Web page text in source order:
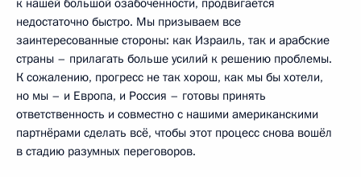
недостаточно быстро. Мы призываем все
заинтересованные стороны: как Израиль, так и арабские
страны – прилагать больше усилий к решению проблемы.
К сожалению, прогресс не так хорош, как мы бы хотели,
но мы – и Европа, и Россия – готовы принять
ответственность и совместно с нашими американскими
партнёрами сделать всё, чтобы этот процесс снова вошёл
в стадию разумных переговоров.